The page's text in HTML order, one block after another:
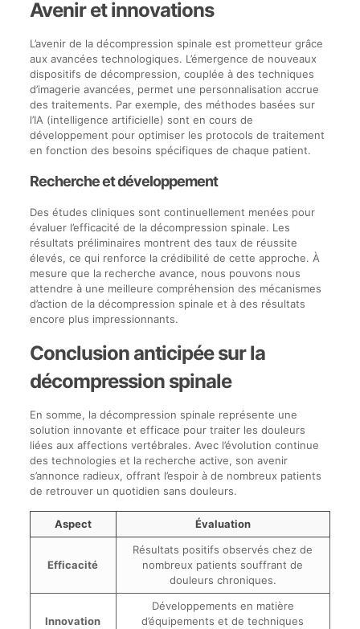
Avenir et innovations
L’avenir de la décompression spinale est prometteur grâce
aux avancées technologiques. L’émergence de nouveaux
dispositifs de décompression, couplée à des techniques
d’imagerie avancées, permet une personnalisation accrue
des traitements. Par exemple, des méthodes basées sur
l’IA (intelligence artificielle) sont en cours de
développement pour optimiser les protocols de traitement
en fonction des besoins spécifiques de chaque patient.
Recherche et développement
Des études cliniques sont continuellement menées pour
évaluer l’efficacité de la décompression spinale. Les
résultats préliminaires montrent des taux de réussite
élevés, ce qui renforce la crédibilité de cette approche. À
mesure que la recherche avance, nous pouvons nous
attendre à une meilleure compréhension des mécanismes
d’action de la décompression spinale et à des résultats
encore plus impressionnants.
Conclusion anticipée sur la
décompression spinale
En somme, la décompression spinale représente une
solution innovante et efficace pour traiter les douleurs
liées aux affections vertébrales. Avec l’évolution continue
des technologies et la recherche active, son avenir
s’annonce radieux, offrant l’espoir à de nombreux patients
de retrouver un quotidien sans douleurs.
Aspect Évaluation
Efficacité
Résultats positifs observés chez de
nombreux patients souffrant de
douleurs chroniques.
Innovation
Développements en matière
d’équipements et de techniques